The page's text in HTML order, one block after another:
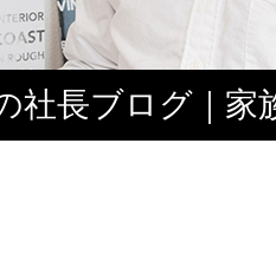
社長ブログ｜家